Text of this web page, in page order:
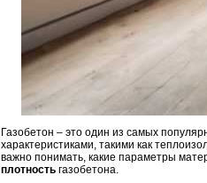
Газобетон – это один из самых
характеристиками, такими как
важно понимать, какие параметры
плотность газобетона.